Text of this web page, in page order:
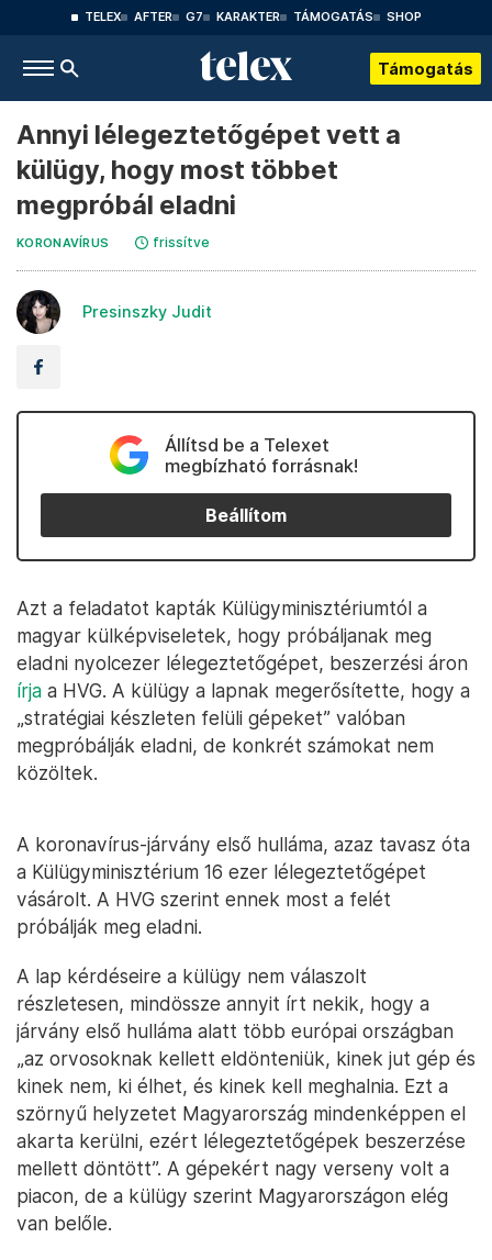
TELEX AFTER G7 KARAKTER TÁMOGATÁS SHOP
Támogatás
Annyi lélegeztetőgépet vett a
külügy, hogy most többet
megpróbál eladni
KORONAVÍRUS frissítve
Presinszky Judit
Állítsd be a Telexet
megbízható forrásnak!
Beállítom
Azt a feladatot kapták Külügyminisztériumtól a
magyar külképviseletek, hogy próbáljanak meg
eladni nyolcezer lélegeztetőgépet, beszerzési áron
írja a HVG. A külügy a lapnak megerősítette, hogy a
„stratégiai készleten felüli gépeket” valóban
megpróbálják eladni, de konkrét számokat nem
közöltek.
A koronavírus-járvány első hulláma, azaz tavasz óta
a Külügyminisztérium 16 ezer lélegeztetőgépet
vásárolt. A HVG szerint ennek most a felét
próbálják meg eladni.
A lap kérdéseire a külügy nem válaszolt
részletesen, mindössze annyit írt nekik, hogy a
járvány első hulláma alatt több európai országban
„az orvosoknak kellett eldönteniük, kinek jut gép és
kinek nem, ki élhet, és kinek kell meghalnia. Ezt a
szörnyű helyzetet Magyarország mindenképpen el
akarta kerülni, ezért lélegeztetőgépek beszerzése
mellett döntött”. A gépekért nagy verseny volt a
piacon, de a külügy szerint Magyarországon elég
van belőle.